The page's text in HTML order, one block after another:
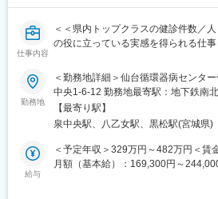
変更の範囲：会社の定める業務
群となります。先端に治療機器がつ
して挿入し、病変部を治療します。代
テル、末梢血管拡張用メタリックス
ために静脈内にできた血栓を捕獲する
らの機器を病変部に誘導するための
グカテーテル、血管の状況を検査す
■キャリアパス：
仕事内容
＜＜県内トップクラスの健診件数／
の役に立っている実感を得られる仕事
■業務内容：
総合連携室での地域医療機関との連
・地域医療機関からの患者受入や患
務
(電話対応、訪問対応等)
・患者受入、紹介等のデータ管理業務
・紹介状、返書の管理業務 など
勤務地
＜勤務地詳細＞仙台循環器病センタ
中央1-6-12 勤務地最寄駅：地下鉄南
策：屋内全面禁煙変更の範囲：会社の
【最寄り駅】
泉中央駅、八乙女駅、黒松駅(宮城県)
給与
＜予定年収＞329万円～482万円＜賃
月額（基本給）：169,300円～